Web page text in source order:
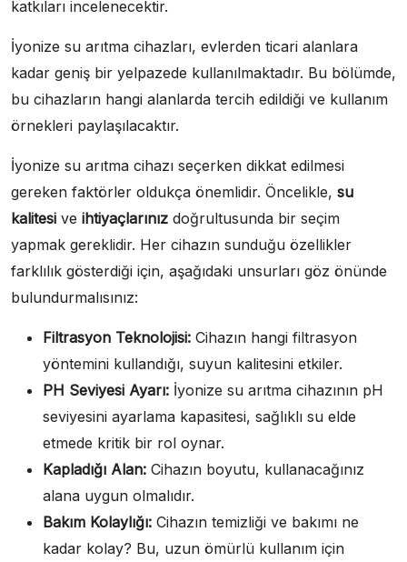
katkıları incelenecektir.
İyonize su arıtma cihazları, evlerden ticari alanlara
kadar geniş bir yelpazede kullanılmaktadır. Bu bölümde,
bu cihazların hangi alanlarda tercih edildiği ve kullanım
örnekleri paylaşılacaktır.
İyonize su arıtma cihazı seçerken dikkat edilmesi
gereken faktörler oldukça önemlidir. Öncelikle, su
kalitesi ve ihtiyaçlarınız doğrultusunda bir seçim
yapmak gereklidir. Her cihazın sunduğu özellikler
farklılık gösterdiği için, aşağıdaki unsurları göz önünde
bulundurmalısınız:
Filtrasyon Teknolojisi: Cihazın hangi filtrasyon
yöntemini kullandığı, suyun kalitesini etkiler.
PH Seviyesi Ayarı: İyonize su arıtma cihazının pH
seviyesini ayarlama kapasitesi, sağlıklı su elde
etmede kritik bir rol oynar.
Kapladığı Alan: Cihazın boyutu, kullanacağınız
alana uygun olmalıdır.
Bakım Kolaylığı: Cihazın temizliği ve bakımı ne
kadar kolay? Bu, uzun ömürlü kullanım için